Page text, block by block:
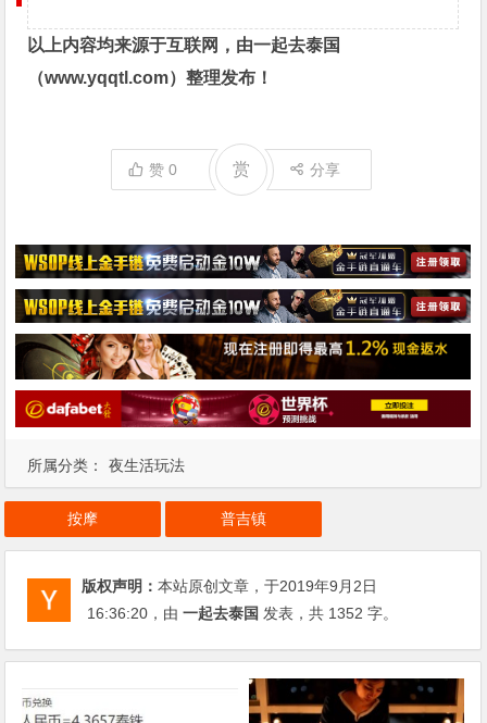
所属分类： 夜生活玩法
以上内容均来源于互联网，由一起去泰国
（www.yqqtl.com）整理发布！
赞0 赏 分享
按摩 普吉镇
版权声明：本站原创文章，于2019年9月2日
16:36:20 ，由一起去泰国 发表，共 1352 字。